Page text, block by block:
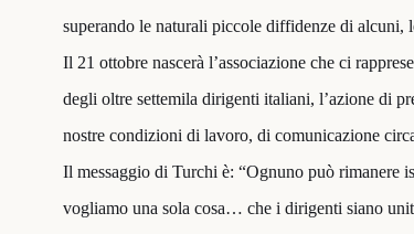
superando le naturali piccole diffidenze di
Il 21 ottobre nascerà l’associazione che ci
degli oltre settemila dirigenti italiani, l’azione di
nostre condizioni di lavoro, di comunicazione
Il messaggio di Turchi è: “Ognuno può
vogliamo una sola cosa… che i dirigenti siano